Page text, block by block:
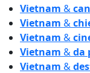
Vietnam &
Vietnam &
Vietnam &
Vietnam &da
Vietnam &